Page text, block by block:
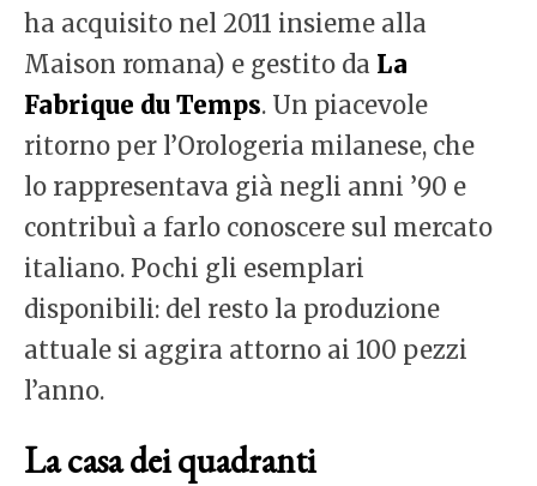
ha acquisito nel 2011 insieme alla
Maison romana) e gestito da La
Fabrique du Temps. Un piacevole
ritorno per l’Orologeria milanese, che
lo rappresentava già negli anni ’90 e
contribuì a farlo conoscere sul mercato
italiano. Pochi gli esemplari
disponibili: del resto la produzione
attuale si aggira attorno ai 100 pezzi
l’anno.
La casa dei quadranti